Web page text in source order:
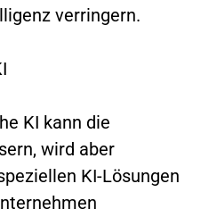
verringern.
KI kann die
wird aber
KI-Lösungen